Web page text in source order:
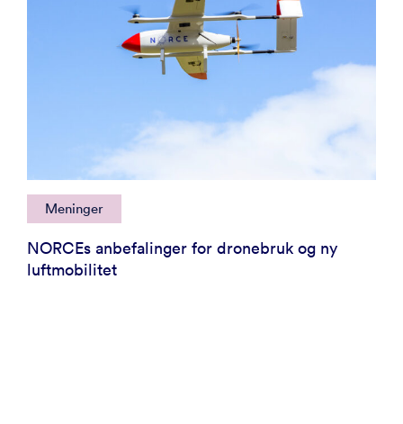
Meninger
NORCEs anbefalinger for dronebruk og ny
luftmobilitet